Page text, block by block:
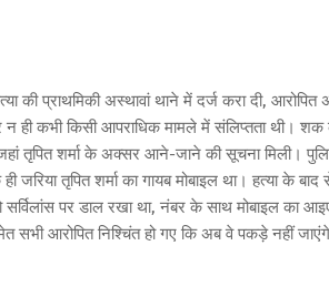
की प्राथमिकी अस्थावां थाने में दर्ज करा दी,
ही कभी किसी आपराधिक मामले में संलिप्तता थी।
तृपित शर्मा के अक्सर आने-जाने की सूचना मिली।
जरिया तृपित शर्मा का गायब मोबाइल था। हत्या के
सर्विलांस पर डाल रखा था, नंबर के साथ मोबाइल
सभी आरोपित निश्चिंत हो गए कि अब वे पकड़े नहीं